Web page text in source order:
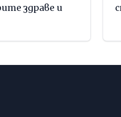
здраве и